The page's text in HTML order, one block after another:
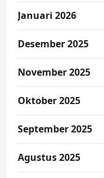
Januari 2026
Desember 2025
November 2025
Oktober 2025
September 2025
Agustus 2025